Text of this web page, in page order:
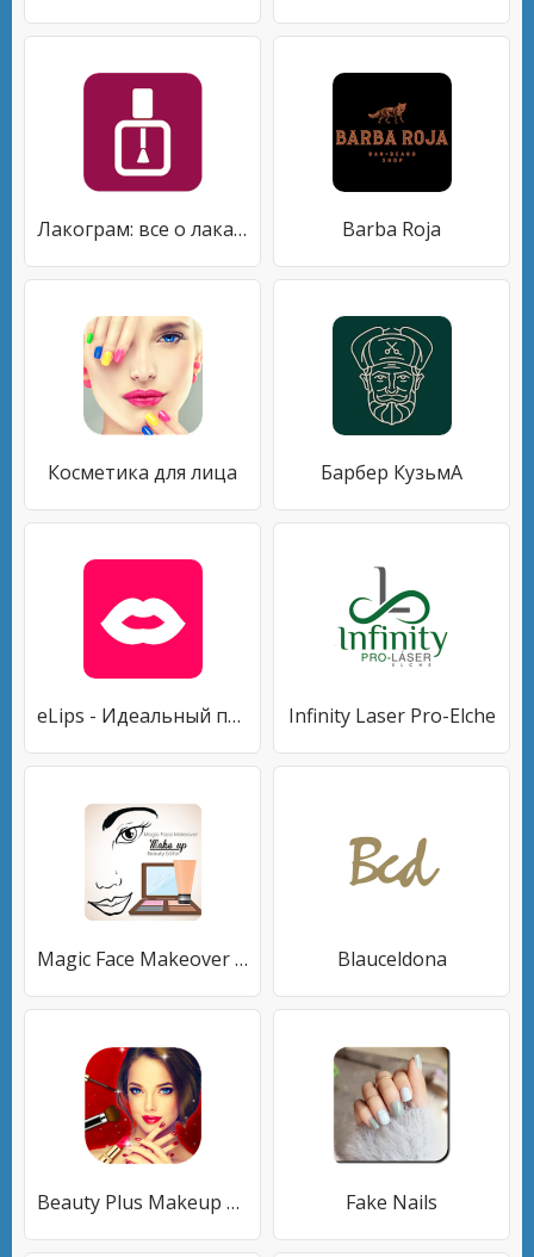
Лакограм: все о лаках для ногтей Barba Roja
Косметика для лица Барбер КузьмА
eLips - Идеальный подбор помады Infinity Laser Pro-Elche
Magic Face Makeover - редактор красоты Blauceldona
Beauty Plus Makeup Camera stickers Candy Fake Nails